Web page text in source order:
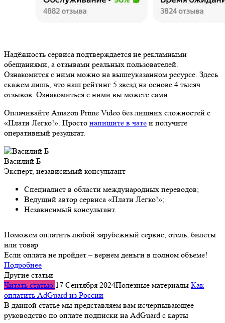
Надёжность сервиса подтверждается не рекламными
обещаниями, а отзывами реальных пользователей.
Ознакомится с ними можно на вышеуказанном ресурсе. Здесь
скажем лишь, что наш рейтинг 5 звезд на основе 4 тысяч
отзывов. Ознакомиться с ними вы можете сами.
Оплачивайте Amazon Prime Video без лишних сложностей с
«Плати Легко!». Просто напишите в чате и получите
оперативный результат.
Василий Б
Эксперт, независимый консультант
Специалист в области международных переводов;
Ведущий автор сервиса «Плати Легко!»;
Независимый консультант.
Поможем оплатить любой зарубежный сервис, отель, билеты
или товар
Если оплата не пройдет – вернем деньги в полном объеме!
Подробнее
Другие статьи
Читать статью 17 Сентября 2024Полезные материалы Как
оплатить AdGuard из России
В данной статье мы представляем вам исчерпывающее
руководство по оплате подписки на AdGuard с карты